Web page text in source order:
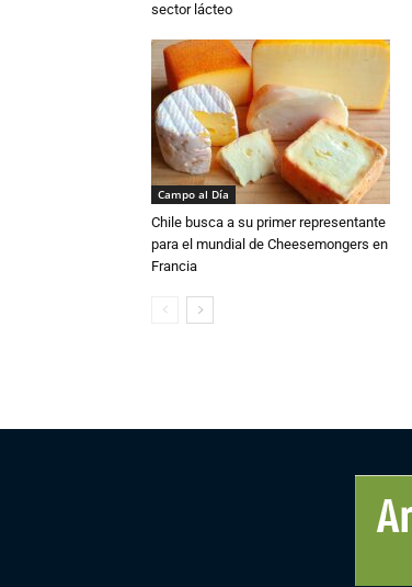
sector lácteo
Campo al Día
Chile busca a su primer representante
para el mundial de Cheesemongers en
Francia